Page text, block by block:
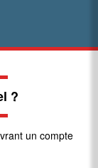
?
un compte